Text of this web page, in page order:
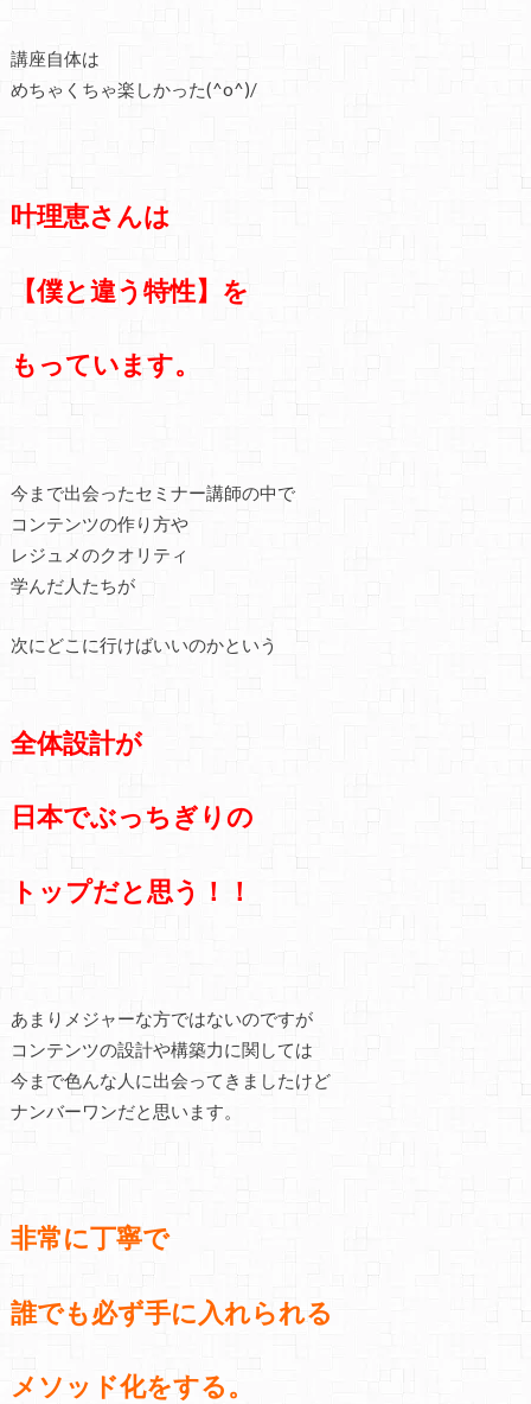
講座自体は
めちゃくちゃ楽しかった(^o^)/
叶理恵さんは
【僕と違う特性】を
もっています。
今まで出会ったセミナー講師の中で
コンテンツの作り方や
レジュメのクオリティ
学んだ人たちが
次にどこに行けばいいのかという
全体設計が
日本でぶっちぎりの
トップだと思う！！
あまりメジャーな方ではないのですが
コンテンツの設計や構築力に関しては
今まで色んな人に出会ってきましたけど
ナンバーワンだと思います。
非常に丁寧で
誰でも必ず手に入れられる
メソッド化をする。